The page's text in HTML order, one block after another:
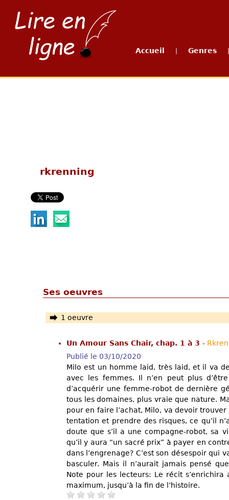
Accueil Genres
rkrenning
Ses oeuvres
1 oeuvre
Un Amour Sans Chair, chap. 1 à 3 -
Publié le 03/10/2020
Milo est un homme laid, très laid, et il va
avec les femmes. Il n’en peut plus
d’acquérir une femme-robot de dernière
tous les domaines, plus vraie que nature.
pour en faire l’achat, Milo, va devoir
tentation et prendre des risques, ce qu’il
doute que s’il a une compagne-robot, sa
qu’il y aura “un sacré prix” à payer en
dans l’engrenage? C’est son désespoir qui
basculer. Mais il n’aurait jamais pensé
Note pour les lecteurs: Le récit s’enrichira
maximum, jusqu’à la fin de l’histoire.